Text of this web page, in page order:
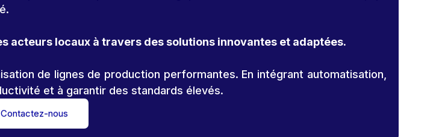
acteurs locaux à travers des solutions innovantes et adaptées.
de lignes de production performantes. En intégrant automatisation,
et à garantir des standards élevés.
Contactez-nous